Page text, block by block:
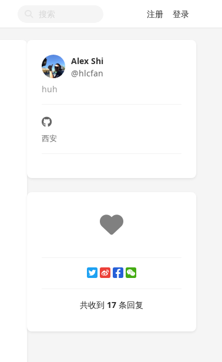
注册 登录
Alex Shi
@hlcfan
huh
西安
共收到 17 条回复